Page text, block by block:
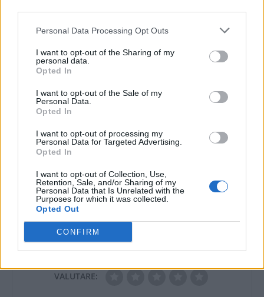
Personal Data Processing Opt Outs
I want to opt-out of the Sharing of my
personal data.
Opted In
I want to opt-out of the Sale of my
Personal Data.
Opted In
I want to opt-out of processing my
Personal Data for Targeted Advertising.
Opted In
I want to opt-out of Collection, Use,
Retention, Sale, and/or Sharing of my
Personal Data that Is Unrelated with the
Purposes for which it was collected.
Opted Out
CONFIRM
assistenziali in strada
provinciale per
tratta del terreno
destinare allo
TORTONA: Acquistato
dal Comune il terreno
nomadi. Solo
Ronchetti contrario
In "Tortona"
CONDIVIDERE:
VALUTARE: